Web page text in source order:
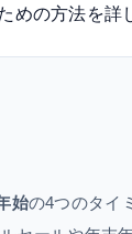
の方法を詳
始の4つのタイ